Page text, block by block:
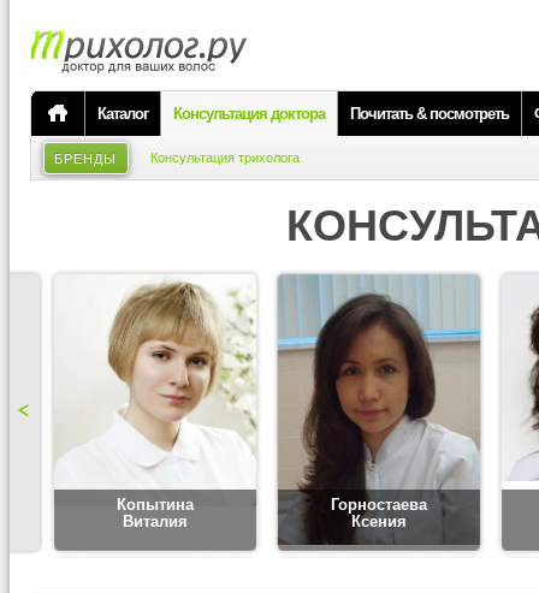
Каталог Консультация доктора Почитать & посмотреть
БРЕНДЫ Консультация трихолога
Копытина
Виталия
Горностаева
Ксения